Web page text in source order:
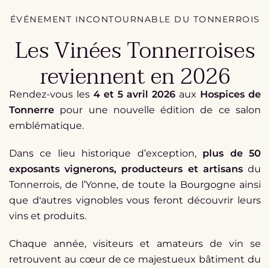
ÉVÉNEMENT INCONTOURNABLE DU TONNERROIS
Les Vinées Tonnerroises
reviennent en 2026
Rendez-vous les 4 et 5 avril 2026 aux Hospices de
Tonnerre pour une nouvelle édition de ce salon
emblématique.
Dans ce lieu historique d’exception, plus de 50
exposants vignerons, producteurs et artisansdu
Tonnerrois, de l’Yonne, de toute la Bourgogne ainsi
que d'autres vignobles vous feront découvrir leurs
vins et produits.
Chaque année, visiteurs et amateurs de vin se
retrouvent au cœur de ce majestueux bâtiment du